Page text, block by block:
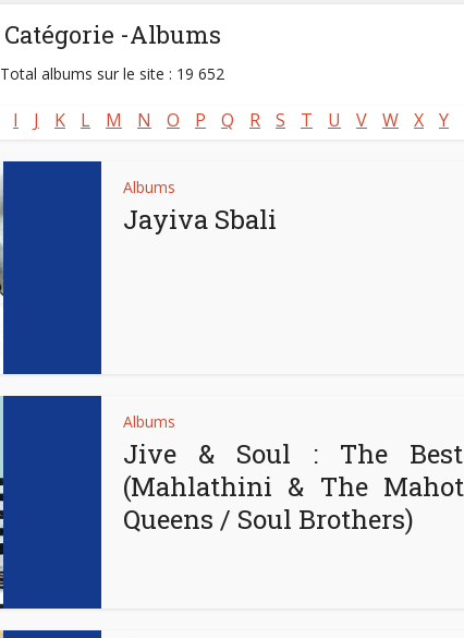
Catégorie -Albums
Total albums sur le site : 19 652
I J K L M N O P Q R S T U V W X Y
Albums
Jayiva Sbali
Albums
Jive & Soul : The
(Mahlathini & The
Queens / Soul Brothers)